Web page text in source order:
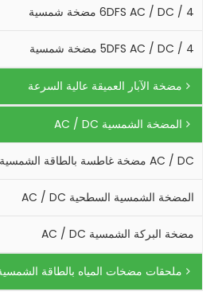
4 / 6DFS AC / DC مضخة شمسية
4 / 5DFS AC / DC مضخة شمسية
مضخة الآبار العميقة عالية السرعة
المضخة الشمسية AC / DC
AC / DC مضخة غاطسة بالطاقة الشمسية
المضخة الشمسية السطحية AC / DC
مضخة البركة الشمسية AC / DC
ملحقات مضخات المياه بالطاقة